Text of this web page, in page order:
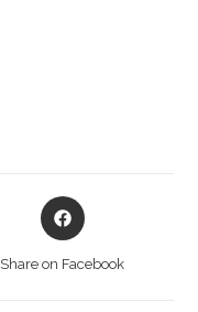
Share on Facebook